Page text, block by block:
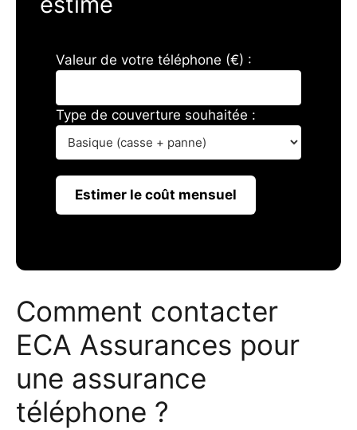
Valeur de votre téléphone (€) :
Type de couverture souhaitée :
Estimer le coût mensuel
Comment contacter
ECA Assurances pour
une assurance
téléphone ?